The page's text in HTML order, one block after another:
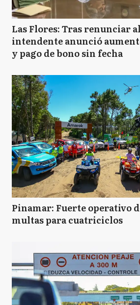
Las Flores: Tras renunciar
intendente anunció
y pago de bono sin fecha
Pinamar: Fuerte operativo
multas para cuatriciclos